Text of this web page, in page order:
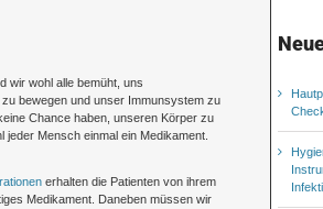
wir wohl alle bemüht, uns
bewegen und unser Immunsystem zu
Chance haben, unseren Körper zu
Mensch einmal ein Medikament.
erhalten die Patienten von ihrem
Medikament. Daneben müssen wir